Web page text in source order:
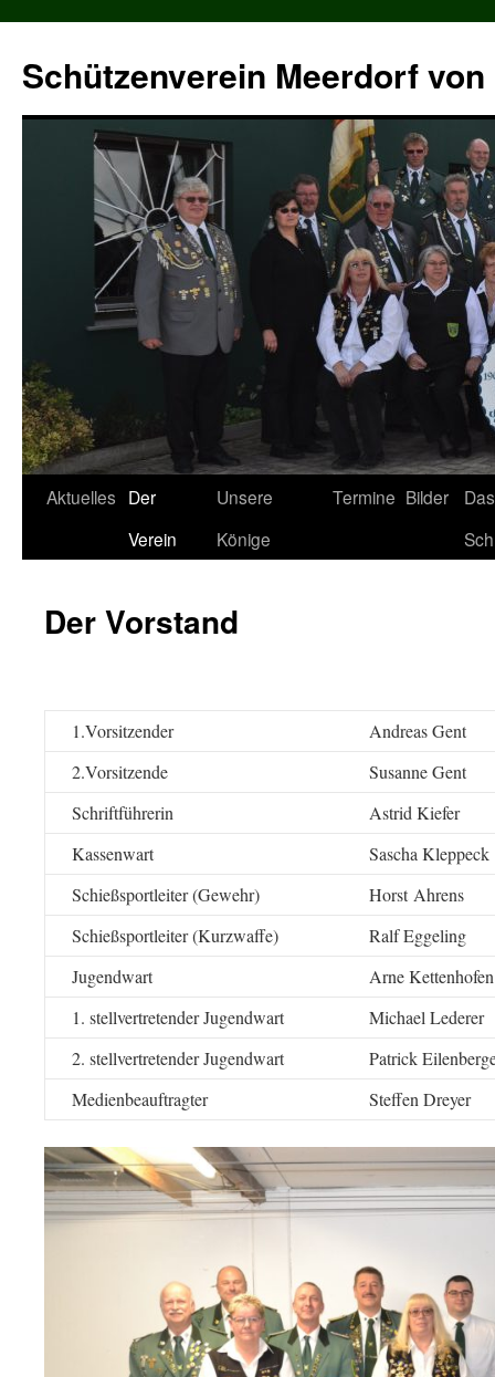
springen
Schützenverein Meerdorf von
Aktuelles Der
Verein
Unsere
Könige
Termine Bilder
Das
Der Vorstand
1.Vorsitzender
Andreas Gent
2.Vorsitzende
Susanne Gent
Schriftführerin
Astrid Kiefer
Kassenwart
Sascha Kleppeck
Schießsportleiter (Gewehr)
Horst Ahrens
Schießsportleiter (Kurzwaffe)
Ralf Eggeling
Jugendwart
Arne Kettenhofen
1. stellvertretender Jugendwart
Michael Lederer
2. stellvertretender Jugendwart
Patrick
Medienbeauftragter
Steffen Dreyer